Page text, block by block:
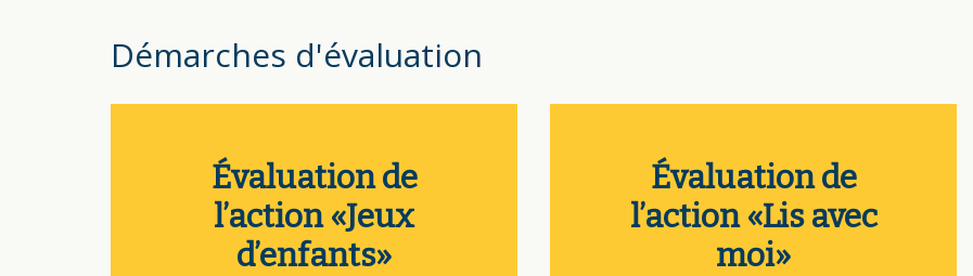
Démarches d'évaluation
Évaluation de
l’action «Jeux
d’enfants»
Évaluation de
l’action «Lis avec
moi»